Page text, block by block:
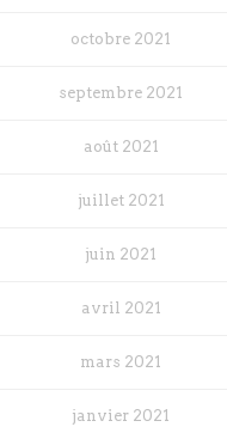
octobre 2021
septembre 2021
août 2021
juillet 2021
juin 2021
avril 2021
mars 2021
janvier 2021